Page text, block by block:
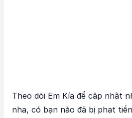
Theo dõi Em Kía để cập nhật
nha, có bạn nào đã bị phạt